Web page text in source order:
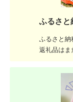
ふるさと
ふるさと納
返礼品はま